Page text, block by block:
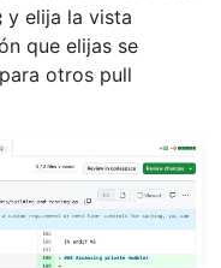
y elija la vista
que elijas se
otros pull